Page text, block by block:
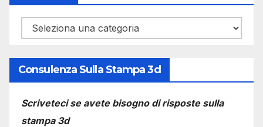
Categorie
Consulenza Sulla Stampa 3d
Scriveteci se avete bisogno di risposte sulla
stampa 3d